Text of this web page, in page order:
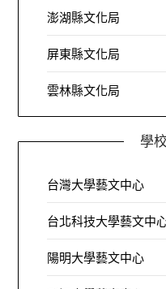
澎湖縣文化局
屏東縣文化局
雲林縣文化局
學
台灣大學藝文中心
台北科技大學藝文中
陽明大學藝文中心